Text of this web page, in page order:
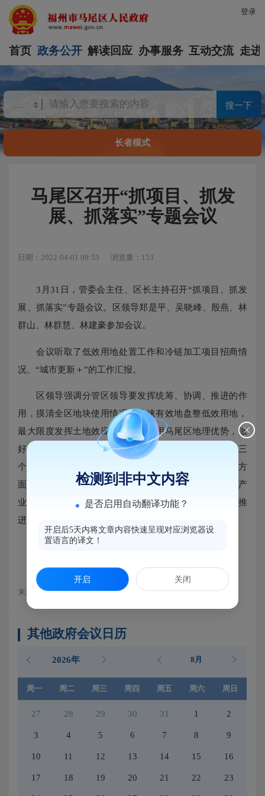
登录
首页 政务公开 解读回应 办事服务 互动交流 走进
搜一下
长者模式
马尾区召开“抓项目、抓发
展、抓落实”专题会议
日期：2022-04-01 09:55 浏览量：153
3月31日，管委会主任、区长主持召开“抓项目、抓发
展、抓落实”专题会议。区领导郑是平、吴晓峰、殷燕、林
群山、林群慧、林建豪参加会议。
会议听取了低效用地处置工作和冷链加工项目招商情
况、“城市更新＋”的工作汇报。
区领导强调分管区领导要发挥统筹、协调、推进的作
用，摸清全区地块使用情况，快速有效地盘整低效用地，
最大限度发挥土地效应。要充分利用马尾区地理优势，做
好港口文章，围绕骨干冷链物流、物联网、新能源储能三
个产业，形成集群优势、完善配套设施，为企业提供各方
面保障，分片区科学规划发展，建设马尾区的“有根”产
业。要专班对接国开行，确保资金及时到位，保证项目推
进顺利，提前谋划第二批启动项目，做好启动准备。
来源：马尾区融媒体中心
其他政府会议日历
2026年 8月
周一 周二 周三 周四 周五 周六 周日
27 28 29 30 31 1 2
3 4 5 6 7 8 9
10 11 12 13 14 15 16
17 18 19 20 21 22 23
检测到非中文内容
是否启用自动翻译功能？
开启后5天内将文章内容快速呈现对应浏览器设
置语言的译文！
开启 关闭